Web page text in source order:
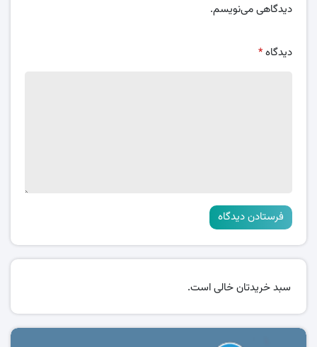
دیدگاهی می‌نویسم.
دیدگاه*
سبد خریدتان خالی است.